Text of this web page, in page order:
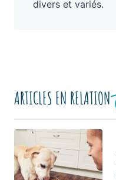
divers et variés.
ARTICLES EN RELATION